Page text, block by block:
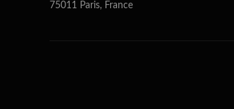
75011 Paris, France